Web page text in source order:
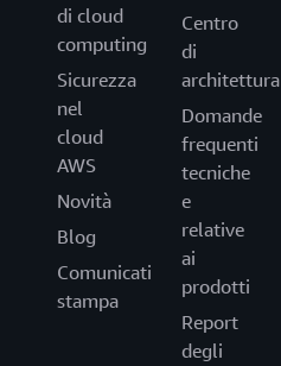
di cloud
computing
Sicurezza
nel
cloud
AWS
Novità
Blog
Comunicati
stampa
Centro
di
architettura
Domande
frequenti
tecniche
e
relative
ai
prodotti
Report
degli